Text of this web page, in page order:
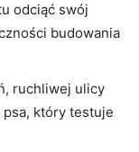
odciąć swój
budowania
ruchliwej ulicy
psa, który testuje